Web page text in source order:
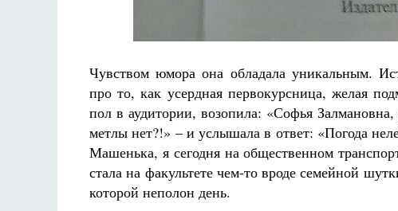
Чувством юмора она обладала уникальным.
про то, как усердная первокурсница, желая
пол в аудитории, возопила: «Софья Залмановна,
метлы нет?!» – и услышала в ответ: «Погода
Машенька, я сегодня на общественном
стала на факультете чем-то вроде семейной
которой неполон день.